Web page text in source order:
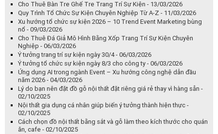
Cho Thuê Bàn Tre Ghế Tre Trang Trí Sự Kiện - 13/03/2026
Quy Trình Tổ Chức Sự Kiện Chuyên Nghiệp Từ A-Z - 11/03/2026
Xu hướng tổ chức sự kiện 2026 – 10 Trend Event Marketing bùng
nổ - 09/03/2026
Cho Thuê Đá Giả Mô Hình Bằng Xốp Trang Trí Sự Kiện Chuyên
Nghiệp - 06/03/2026
Ý tưởng trang trí sự kiện ngày 30/4 - 06/03/2026
Ý tưởng tổ chức sự kiện ngày 8/3 cho công ty - 06/03/2026
Ứng dụng AI trong ngành Event – Xu hướng công nghệ dẫn đầu
năm 2026 - 04/03/2026
Lý do bạn nên đặt đồ gỗ nội thất đặt riêng giá rẻ thay vì hàng sẵn -
02/10/2025
Nội thất gia dụng cá nhân giúp biến ý tưởng thành hiện thực -
02/10/2025
Cách chọn đồ nội thất bằng sắt và gỗ làm theo kích thước cho quán
ăn, cafe - 02/10/2025